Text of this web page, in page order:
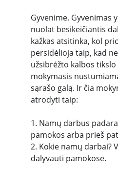
Gyvenime. Gyvenimas
nuolat besikeičiantis
kažkas atsitinka, kol
persidėlioja taip, kad
užsibrėžto kalbos
mokymasis
sąrašo galą. Ir čia
atrodyti taip:
1. Namų darbus
pamokos arba prieš
2. Kokie namų darbai?
dalyvauti pamokose.